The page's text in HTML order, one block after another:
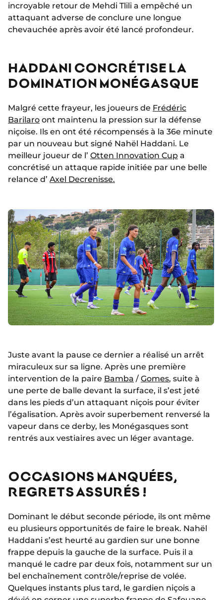
incroyable retour de Mehdi Tlili a empêché un
attaquant adverse de conclure une longue
chevauchée après avoir été lancé profondeur.
HADDANI CONCRÉTISE LA
DOMINATION MONÉGASQUE
Malgré cette frayeur, les joueurs de Frédéric
Barilaro ont maintenu la pression sur la défense
niçoise. Ils en ont été récompensés à la 36e minute
par un nouveau but signé Nahël Haddani. Le
meilleur joueur de l’ Otten Innovation Cup a
concrétisé un attaque rapide initiée par une belle
relance d’ Axel Decrenisse.
Juste avant la pause ce dernier a réalisé un arrêt
miraculeux sur sa ligne. Après une première
intervention de la paire Bamba / Gomes, suite à
une perte de balle devant la surface, il s’est jeté
dans les pieds d’un attaquant niçois pour éviter
l’égalisation. Après avoir superbement renversé la
vapeur dans ce derby, les Monégasques sont
rentrés aux vestiaires avec un léger avantage.
OCCASIONS MANQUÉES,
REGRETS ASSURÉS !
Dominant le début seconde période, ils ont même
eu plusieurs opportunités de faire le break. Nahël
Haddani s’est heurté au gardien sur une bonne
frappe depuis la gauche de la surface. Puis il a
manqué le cadre par deux fois, notamment sur un
bel enchaînement contrôle/reprise de volée.
Quelques instants plus tard, le gardien niçois a